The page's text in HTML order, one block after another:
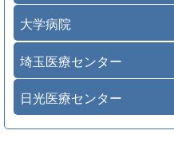
大学病院
埼玉医療センター
日光医療センター